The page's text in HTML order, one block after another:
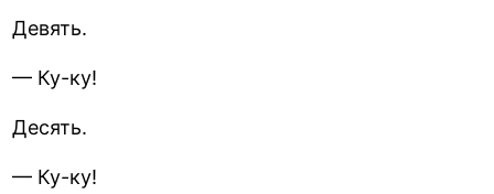
Девять.
— Ку-ку!
Десять.
— Ку-ку!